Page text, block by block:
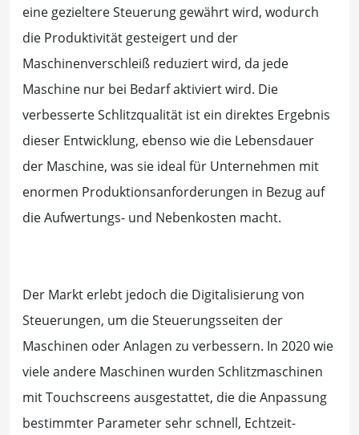
eine gezieltere Steuerung gewährt wird, wodurch
die Produktivität gesteigert und der
Maschinenverschleiß reduziert wird, da jede
Maschine nur bei Bedarf aktiviert wird. Die
verbesserte Schlitzqualität ist ein direktes Ergebnis
dieser Entwicklung, ebenso wie die Lebensdauer
der Maschine, was sie ideal für Unternehmen mit
enormen Produktionsanforderungen in Bezug auf
die Aufwertungs- und Nebenkosten macht.
Der Markt erlebt jedoch die Digitalisierung von
Steuerungen, um die Steuerungsseiten der
Maschinen oder Anlagen zu verbessern. In 2020 wie
viele andere Maschinen wurden Schlitzmaschinen
mit Touchscreens ausgestattet, die die Anpassung
bestimmter Parameter sehr schnell, Echtzeit-